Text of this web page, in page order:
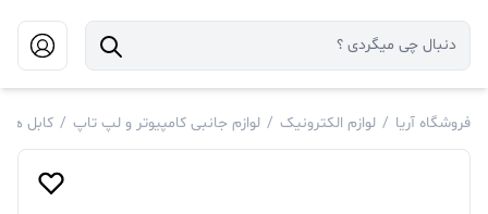
فروشگاه آریا / لوازم الکترونیک / لوازم جانبی کامپیوتر و لپ تاپ / کابل